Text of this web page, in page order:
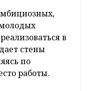
в
стены
по
работы.